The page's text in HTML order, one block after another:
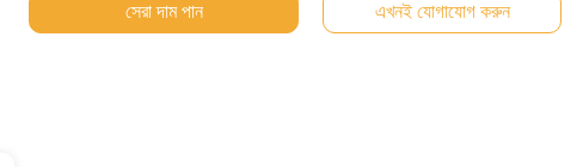
সেরা দাম পান এখনই যোগাযোগ করুন